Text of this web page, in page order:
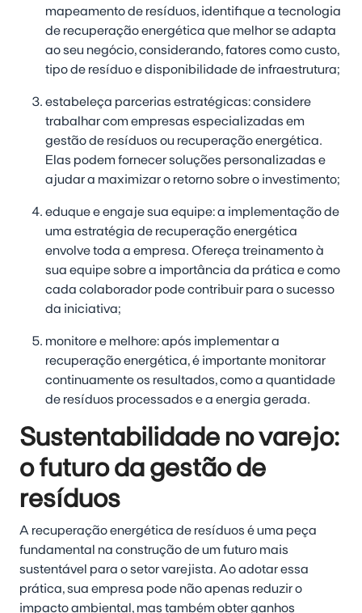
mapeamento de resíduos, identifique a tecnologia
de recuperação energética que melhor se adapta
ao seu negócio, considerando, fatores como custo,
tipo de resíduo e disponibilidade de infraestrutura;
estabeleça parcerias estratégicas:considere
trabalhar com empresas especializadas em
gestão de resíduos ou recuperação energética.
Elas podem fornecer soluções personalizadas e
ajudar a maximizar o retorno sobre o investimento;
eduque e engaje sua equipe:a implementação de
uma estratégia de recuperação energética
envolve toda a empresa. Ofereça treinamento à
sua equipe sobre a importância da prática e como
cada colaborador pode contribuir para o sucesso
da iniciativa;
monitore e melhore:após implementar a
recuperação energética, é importante monitorar
continuamente os resultados, como a quantidade
de resíduos processados e a energia gerada.
Sustentabilidade no varejo:
o futuro da gestão de
resíduos
A recuperação energética de resíduos é uma peça
fundamental na construção de um futuro mais
sustentável para o setor varejista. Ao adotar essa
prática, sua empresa pode não apenas reduzir o
impacto ambiental, mas também obter ganhos